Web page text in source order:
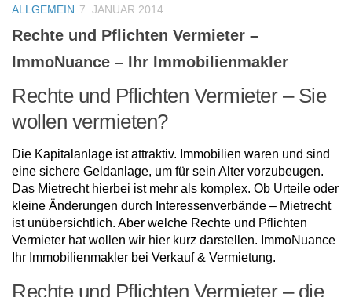
ALLGEMEIN 7. JANUAR 2014
Rechte und Pflichten Vermieter –
ImmoNuance – Ihr Immobilienmakler
Rechte und Pflichten Vermieter – Sie
wollen vermieten?
Die Kapitalanlage ist attraktiv. Immobilien waren und sind
eine sichere Geldanlage, um für sein Alter vorzubeugen.
Das Mietrecht hierbei ist mehr als komplex. Ob Urteile oder
kleine Änderungen durch Interessenverbände – Mietrecht
ist unübersichtlich. Aber welche Rechte und Pflichten
Vermieter hat wollen wir hier kurz darstellen. ImmoNuance
Ihr Immobilienmakler bei Verkauf & Vermietung.
Rechte und Pflichten Vermieter – die